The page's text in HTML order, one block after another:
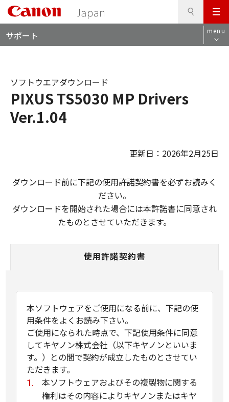
メ
ニ
ュ
サポート menu
PIXUS TS5030 MP Drivers
Ver.1.04
ソフトウエアダウンロード
更新日：2026年2月25日
ダウンロード前に下記の使用許諾契約書を必ずお読みく
ださい。
ダウンロードを開始された場合には本許諾書に同意され
たものとさせていただきます。
使用許諾契約書
本ソフトウェアをご使用になる前に、下記の使
用条件をよくお読み下さい。
ご使用になられた時点で、下記使用条件に同意
してキヤノン株式会社（以下キヤノンといいま
す。）との間で契約が成立したものとさせてい
ただきます。
本ソフトウェアおよびその複製物に関する
権利はその内容によりキヤノンまたはキヤ